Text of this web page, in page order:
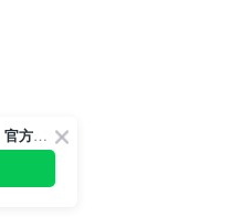
歡迎訂閱我們的 LINE 官方帳號